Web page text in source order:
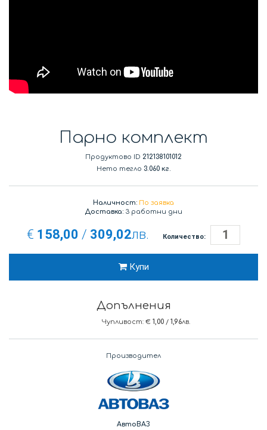
Парно комплект
Продуктово ID 212138101012
Нето тегло 3.060 кг.
Наличност: По заявка
Доставка: 3 работни дни
€ 158,00 / 309,02лв. Количество:
Купи
Допълнения
Чупливост: € 1,00/ 1,96лв.
Производител
АвтоВАЗ